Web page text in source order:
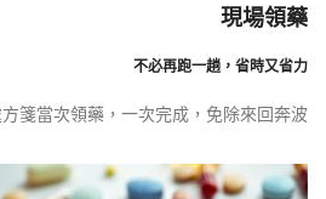
現場領藥
不必再跑一趟，省時又省力
箋當次領藥，一次完成，免除來回奔波